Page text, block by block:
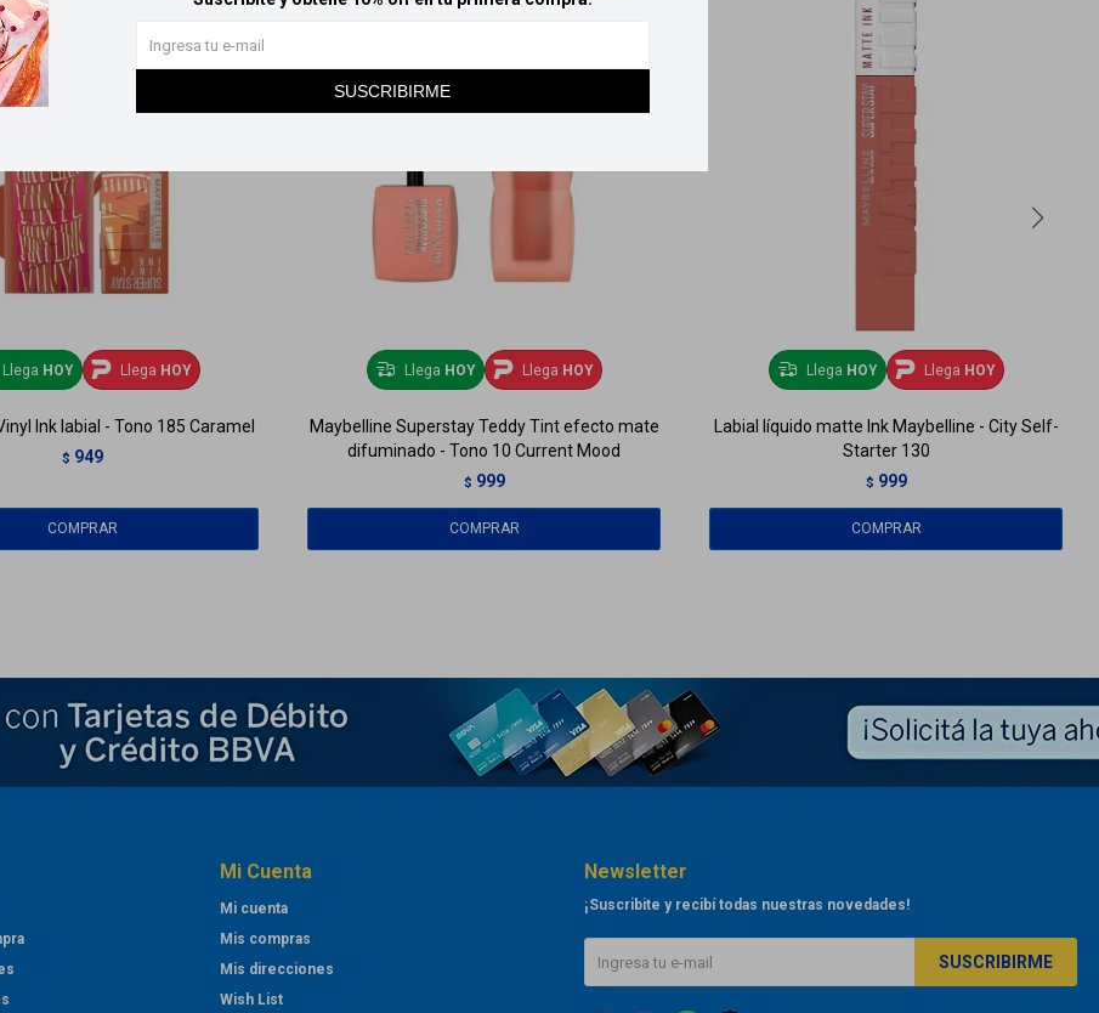
SUSCRIBIRME
Llega HOY Llega HOY
Ink labial - Tono 185 Caramel
$ 949
Llega HOY Llega HOY
Maybelline Superstay Teddy Tint efecto mate
difuminado - Tono 10 Current Mood
$ 999
Llega HOY Llega HOY
Labial líquido matte Ink Maybelline - City Self-
Starter 130
$ 999
Mi Cuenta
Mi cuenta
Mis compras
Mis direcciones
Wish List
Newsletter
¡Suscribite y recibí todas nuestras novedades!
SUSCRIBIRME